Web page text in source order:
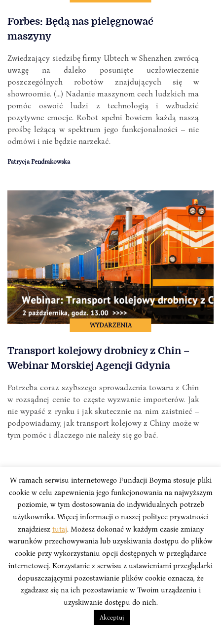
Forbes: Będą nas pielęgnować
maszyny
Zwiedzający siedzibę firmy Ubtech w Shenzhen zwrócą
uwagę na daleko posunięte uczłowieczenie
poszczególnych robotów znajdujących się w
showroomie. (...) Nadanie maszynom cech ludzkich ma
pomóc oswoić ludzi z technologią i wzbudzić
pozytywne emocje. Robot spełni bowiem każdą naszą
prośbę leżącą w spektrum jego funkcjonalności – nie
odmówi i nie będzie narzekać.
Patrycja Pendrakowska
WYDARZENIA
Transport kolejowy drobnicy z Chin –
Webinar Morskiej Agencji Gdynia
Potrzeba coraz szybszego sprowadzenia towaru z Chin
w rozsądnej cenie to częste wyzwanie importerów. Jak
nie wypaść z rynku i jak skutecznie na nim zaistnieć –
podpowiadamy, jak transport kolejowy z Chiny może w
tym pomóc i dlaczego nie należy się go bać.
PUBLICYSTYKA
W ramach serwisu internetowego Fundacji Boyma stosuje pliki
cookie w celu zapewnienia jego funkcjonowania na najwyższym
poziomie, w tym dostosowania do indywidualnych potrzeb
użytkownika. Więcej informacji o naszej polityce prywatności
znajdziesz tutaj. Możesz dokonać w każdym czasie zmiany
warunków przechowywania lub uzyskiwania dostępu do plików
cookie przy wykorzystaniu opcji dostępnych w przeglądarce
internetowej. Korzystanie z serwisu z ustawieniami przeglądarki
dopuszczającymi pozostawianie plików cookie oznacza, że
zgadzasz się na ich pozostawianie w Twoim urządzeniu i
uzyskiwanie dostępu do nich.
Akceptuj